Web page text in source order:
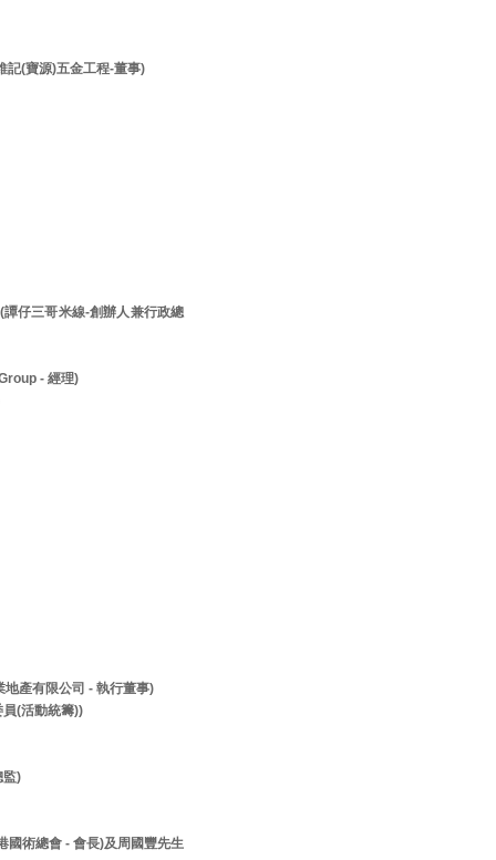
記(寶源)五金工程-董事)
仔三哥米線-創辦人兼行政總
- 經理)
產有限公司 - 執行董事)
(活動統籌))
監)
國術總會 - 會長)及周國豐先生